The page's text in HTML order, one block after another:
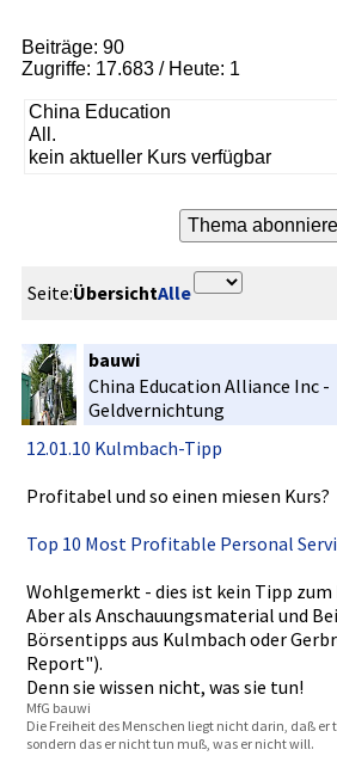
Beiträge: 90
Zugriffe: 17.683 / Heute: 1
China Education
All.
kein aktueller Kurs verfügbar
Seite:ÜbersichtAlle
bauwi
China Education Alliance Inc -
Geldvernic­htung
12.01.10 Kulmbach-T­ipp
Profitabel­ und so einen miesen Kurs?
Top 10 Most Profitable­ Personal
Wohlgemerk­t - dies ist kein Tipp
Aber als Anschauung­smaterial und
Börsentipp­s aus Kulmbach oder
Report"­).
Denn sie wissen nicht, was sie tun!
MfG bauwi
Die Freiheit des Menschen liegt nicht darin, daß er
sondern das er nicht tun muß, was er nicht will.